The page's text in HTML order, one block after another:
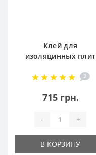
Клей для
изоляцинных плит
2
715 грн.
- +
В КОРЗИНУ